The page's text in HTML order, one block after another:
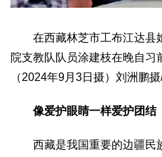
在西藏林芝市工布江达县
院支教队队员涂建枝在晚自习
（2024年9月3日摄）刘洲鹏摄
像爱护眼睛一样爱护团结
西藏是我国重要的边疆民